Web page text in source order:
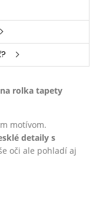
rolka tapety
motívom.
detaily s
oči ale pohladí aj